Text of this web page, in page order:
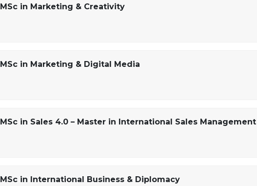
MSc in Marketing & Creativity
MSc in Marketing & Digital Media
MSc in Sales 4.0 – Master in International Sales Management
MSc in International Business & Diplomacy